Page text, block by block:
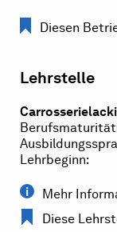
Diesen
Lehrstelle
Lehrbeginn:
Mehr
Diese